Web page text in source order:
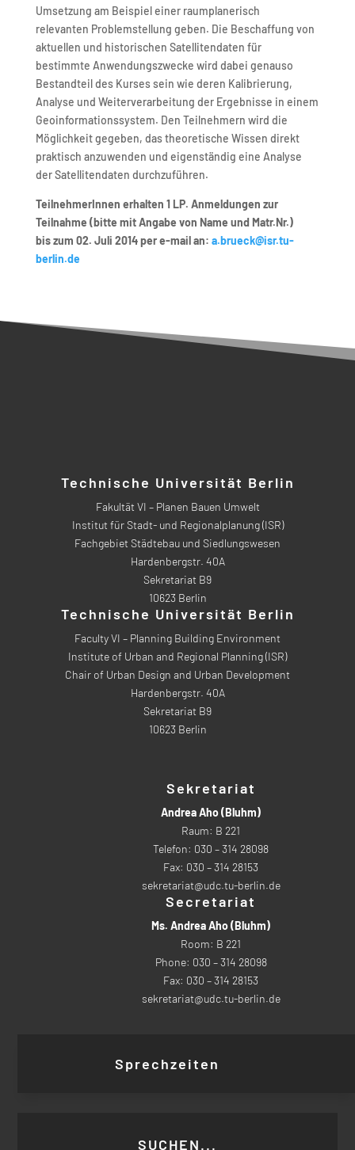
Umsetzung am Beispiel einer raumplanerisch
relevanten Problemstellung geben. Die Beschaffung von
aktuellen und historischen Satellitendaten für
bestimmte Anwendungszwecke wird dabei genauso
Bestandteil des Kurses sein wie deren Kalibrierung,
Analyse und Weiterverarbeitung der Ergebnisse in einem
Geoinformationssystem. Den Teilnehmern wird die
Möglichkeit gegeben, das theoretische Wissen direkt
praktisch anzuwenden und eigenständig eine Analyse
der Satellitendaten durchzuführen.
TeilnehmerInnen erhalten 1 LP. Anmeldungen zur
Teilnahme (bitte mit Angabe von Name und Matr.Nr.)
bis zum 02. Juli 2014 per e-mail an: a.brueck@isr.tu-
berlin.de
Technische Universität Berlin
Fakultät VI – Planen Bauen Umwelt
Institut für Stadt- und Regionalplanung (ISR)
Fachgebiet Städtebau und Siedlungswesen
Hardenbergstr. 40A
Sekretariat B9
10623 Berlin
Technische Universität Berlin
Faculty VI – Planning Building Environment
Institute of Urban and Regional Planning (ISR)
Chair of Urban Design and Urban Development
Hardenbergstr. 40A
Sekretariat B9
10623 Berlin
Sekretariat
Andrea Aho (Bluhm)
Raum: B 221
Telefon: 030 – 314 28098
Fax: 030 – 314 28153
sekretariat@udc.tu-berlin.de
Secretariat
Ms. Andrea Aho (Bluhm)
Room: B 221
Phone: 030 – 314 28098
Fax: 030 – 314 28153
sekretariat@udc.tu-berlin.de
Sprechzeiten